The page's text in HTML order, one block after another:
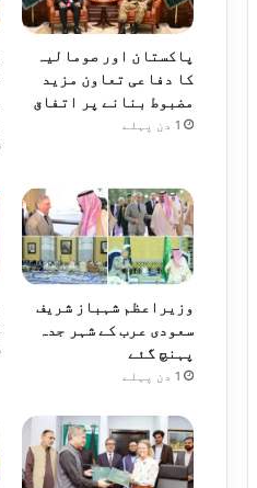
پاکستان اور صومالیہ
کا دفاعی تعاون مزید
مضبوط بنانے پر اتفاق
1 دن پہلے
وزیراعظم شہباز شریف
سعودی عرب کے شہر جدہ
پہنچ گئے
1 دن پہلے